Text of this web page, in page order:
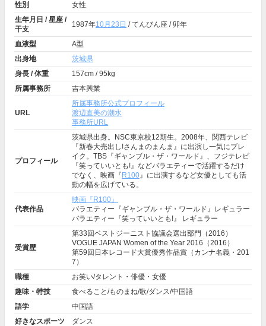
性別
女性
生年月日 / 星座 /
干支
1987年10月23日 / てんびん座 / 卯年
血液型
A型
出身地
茨城県
身長 / 体重
157cm / 95kg
所属事務所
吉本興業
URL
所属事務所公式プロフィール
渡辺直美の潮水
事務所URL
プロフィール
茨城県出身。NSC東京校12期生。2008年、関西テレビ
『新春大売出し!さんまのまんま』に出演し一気にブレ
イク。TBS『ギャンブル・ザ・ワールド』、フジテレビ
『笑っていいとも!』などバラエティーで活躍するだけ
でなく、映画『 R100』に出演するなど女優としても活
動の幅を広げている。
代表作品
映画『R100』
バラエティー『ギャンブル・ザ・ワールド』レギュラー
バラエティー『笑っていいとも!』 レギュラー
受賞歴
第33回ベストジーニスト協議会選出部門（2016）
VOGUE JAPAN Women of the Year 2016（2016）
第59回日本レコード大賞優秀作品賞（カンナ名義・201
7）
職種
お笑い/タレント・俳優・女優
趣味・特技
食べること/ものまね/歌/ダンス/中国語
語学
中国語
好きなスポーツ
ダンス